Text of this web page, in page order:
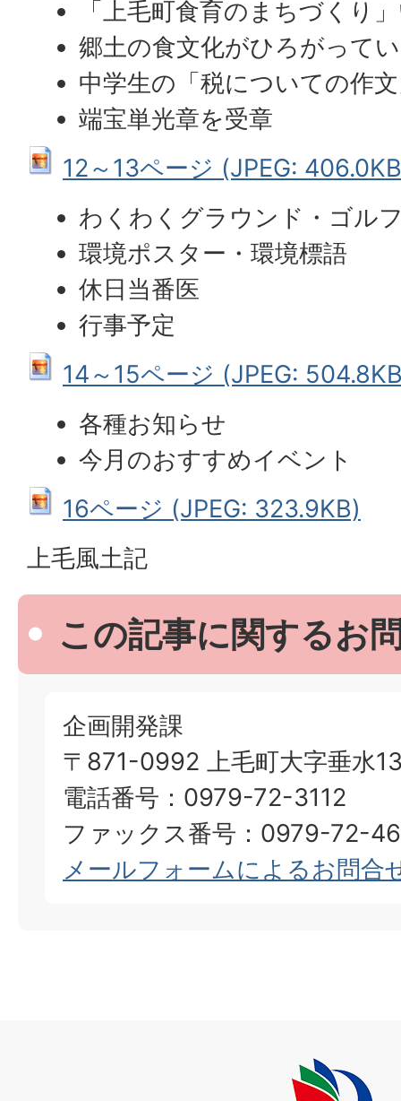
「上毛町食育のまちづくり
郷土の食文化がひろがって
中学生の「税についての作
端宝単光章を受章
12～13ページ (JPEG:
わくわくグラウンド・ゴル
環境ポスター・環境標語
休日当番医
行事予定
14～15ページ (JPEG:
各種お知らせ
今月のおすすめイベント
16ページ (JPEG: 323.9KB)
上毛風土記
この記事に関するお
企画開発課
〒871-0992 上毛町大字垂水
電話番号：0979-72-3112
ファックス番号：0979-72-
メールフォームによるお問合